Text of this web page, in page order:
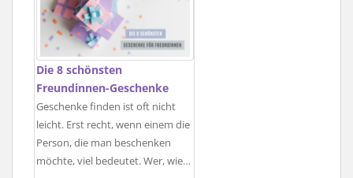
Die 8 schönsten
Freundinnen-Geschenke
Geschenke finden ist oft nicht
leicht. Erst recht, wenn einem die
Person, die man beschenken
möchte, viel bedeutet. Wer, wie…